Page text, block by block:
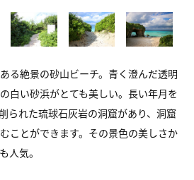
る絶景の砂山ビーチ。青く澄んだ透明
白い砂浜がとても美しい。長い年月を
られた琉球石灰岩の洞窟があり、洞窟
ことができます。その景色の美しさか
人気。